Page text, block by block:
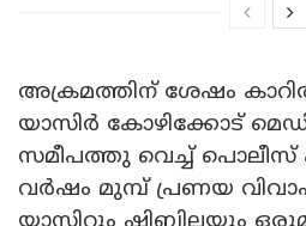
അക്രമത്തിന് ശേഷം
യാസിർ കോഴിക്കോട്
സമീപത്തു വെച്ച് പൊലീസ്
വർഷം മുമ്പ് പ്രണയ